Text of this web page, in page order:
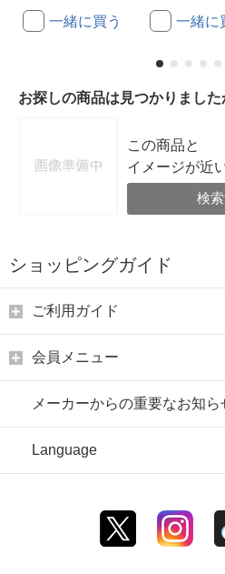
一緒に買う 一緒に
お探しの商品は見つかりました
この商品と
イメージが近
検
ショッピングガイド
ご利用ガイド
会員メニュー
メーカーからの重要なお知ら
Language